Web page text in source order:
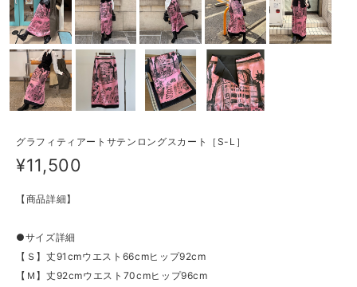
グラフィティアートサテンロングスカート［S-L］
¥11,500
【商品詳細】
●サイズ詳細
【Ｓ】丈91cmウエスト66cmヒップ92cm
【Ｍ】丈92cmウエスト70cmヒップ96cm